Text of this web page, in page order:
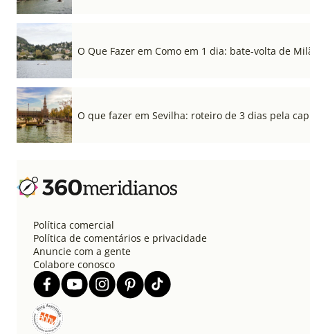
O Que Fazer em Como em 1 dia: bate-volta de
O que fazer em Sevilha: roteiro de 3 dias pela
Política comercial
Política de comentários e privacidade
Anuncie com a gente
Colabore conosco